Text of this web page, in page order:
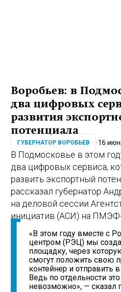
Воробьев: в
два цифровых
развития
потенциала
ГУБЕРНАТОР ВОРОБЬЕВ 16
В Подмосковье в этом
два цифровых сервиса,
развить экспортный
рассказал губернатор
на деловой сессии
инициатив (АСИ) на ПМЭФ-
«В этом году вместе с
центром (РЭЦ) мы
площадку, через
смогут положить свою
контейнер и отправить
Ведь по отдельности
невозможно», — сказал